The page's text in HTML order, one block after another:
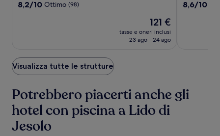
4.0
8.2
8,2/10 Ottimo (98)
Il
prezzo
attuale
121 €
tasse e oneri inclusi
23 ago - 24 ago
3.0
8.6
8,6/10
Visualizza tutte le strutture
Potrebbero piacerti anche gli
hotel con piscina a Lido di
Jesolo